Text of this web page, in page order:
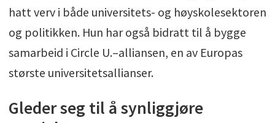
hatt verv i både universitets- og høyskolesektoren
og politikken. Hun har også bidratt til å bygge
samarbeid i Circle U.–alliansen, en av Europas
største universitetsallianser.
Gleder seg til å synliggjøre